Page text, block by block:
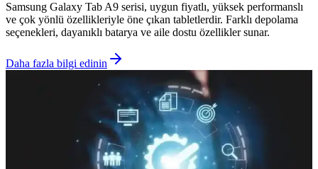
Samsung Galaxy Tab A9 serisi, uygun fiyatlı, yüksek performanslı
ve çok yönlü özellikleriyle öne çıkan tabletlerdir. Farklı depolama
seçenekleri, dayanıklı batarya ve aile dostu özellikler sunar.
Daha fazla bilgi edinin